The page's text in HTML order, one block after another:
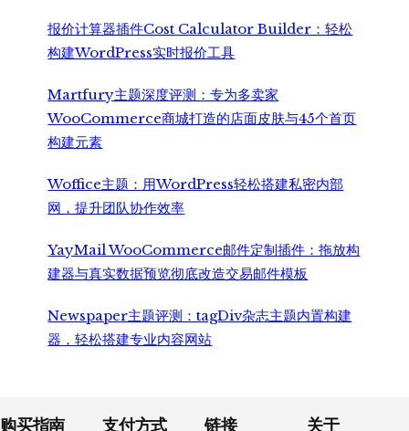
报价计算器插件Cost Calculator Builder：轻松
构建WordPress实时报价工具
Martfury主题深度评测：专为多卖家
WooCommerce商城打造的店面皮肤与45个首页
构建元素
Woffice主题：用WordPress轻松搭建私密内部
网，提升团队协作效率
YayMail WooCommerce邮件定制插件：拖放构
建器与真实数据预览彻底改造交易邮件模板
Newspaper主题评测：tagDiv杂志主题内置构建
器，轻松搭建专业内容网站
Footer
购买指南 支付方式 链接 关于